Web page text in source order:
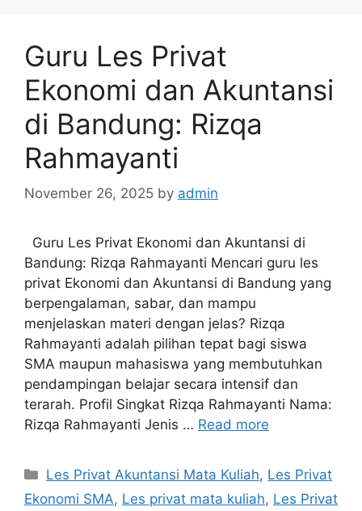
Guru Les Privat
Ekonomi dan Akuntansi
di Bandung: Rizqa
Rahmayanti
November 26, 2025 by admin
Guru Les Privat Ekonomi dan Akuntansi di
Bandung: Rizqa Rahmayanti Mencari guru les
privat Ekonomi dan Akuntansi di Bandung yang
berpengalaman, sabar, dan mampu
menjelaskan materi dengan jelas? Rizqa
Rahmayanti adalah pilihan tepat bagi siswa
SMA maupun mahasiswa yang membutuhkan
pendampingan belajar secara intensif dan
terarah. Profil Singkat Rizqa Rahmayanti Nama:
Rizqa Rahmayanti Jenis … Read more
Categories
Les Privat Akuntansi Mata Kuliah, Les Privat
Ekonomi SMA, Les privat mata kuliah, Les Privat